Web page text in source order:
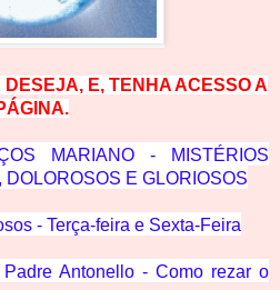
E, TENHA ACESSO A
MARIANO - MISTÉRIOS
E GLORIOSOS
- Terça-feira e Sexta-Feira
Antonello - Como rezar o